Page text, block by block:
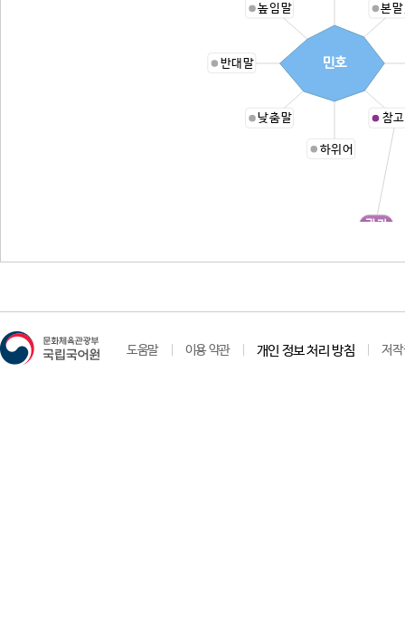
본
관가
참
하위어
낮춤말
반대말
높임말
민호
도움말 이용 약관 개인 정보 처리 방침 저